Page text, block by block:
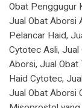
Obat Penggugur
Jual Obat Aborsi
Pelancar Haid,
Cytotec Asli,
Aborsi, Jual Obat
Haid Cytotec,
Jual Obat Aborsi